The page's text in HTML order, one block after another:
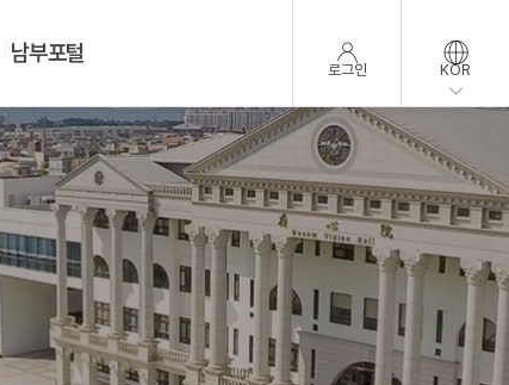
남부포털
로그인 KOR